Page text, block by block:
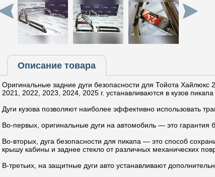
Описание товара
Оригинальные задние дуги безопасности для Тойота Хайлюкс
2021, 2022, 2023, 2024, 2025 г. устанавливаются в кузов пикапа
Дуги кузова позволяют наиболее эффективно использовать
Во-первых, оригинальные дуги на автомобиль — это гарантия
Во-вторых, дуга безопасности для пикапа — это способ
крышу кабины и заднее стекло от различных механических
В-третьих, на защитные дуги авто устанавливают